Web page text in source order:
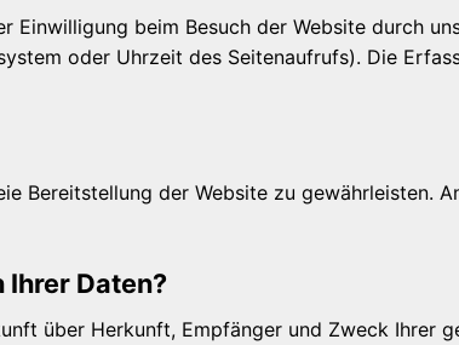
Einwilligung beim Besuch der Website durch
oder Uhrzeit des Seitenaufrufs). Die
Bereitstellung der Website zu gewährleisten.
Ihrer Daten?
über Herkunft, Empfänger und Zweck Ihrer